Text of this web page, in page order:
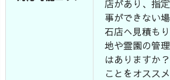
店があり、指
事ができない
石店へ見積も
地や霊園の管
はありますか
ことをオススメ